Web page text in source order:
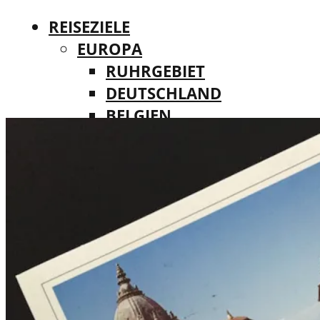
REISEZIELE
EUROPA
RUHRGEBIET
DEUTSCHLAND
BELGIEN
FRANKREICH
IRLAND
ITALIEN
LUXEMBURG
MALTA
NIEDERLANDE
ÖSTERREICH
DEUTSCHLAND
BELGIEN
DÄNEMARK
FINNLAND
FRANKREICH
IRLAND